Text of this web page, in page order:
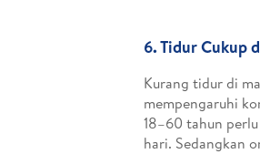
6. Tidur Cukup
Kurang tidur di
mempengaruhi
18–60 tahun
hari. Sedangkan